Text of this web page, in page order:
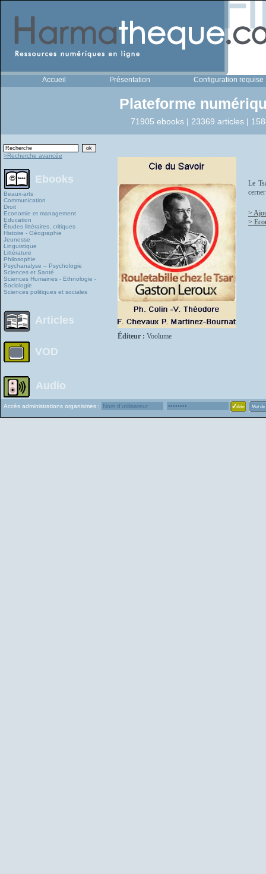
Accueil Présentation Configuration requise
Plateforme
71905 ebooks | 23369 articles |
>Recherche avancée
Ebooks
Beaux-arts
Communication
Droit
Economie et management
Education
Études littéraires, critiques
Histoire - Géographie
Jeunesse
Linguistique
Littérature
Philosophie
Psychanalyse – Psychologie
Sciences et Santé
Sciences Humaines - Ethnologie -
Sociologie
Sciences politiques et sociales
Articles
VOD
Audio
Éditeur : Voolume
Le
>
>
Accès administrations organismes :